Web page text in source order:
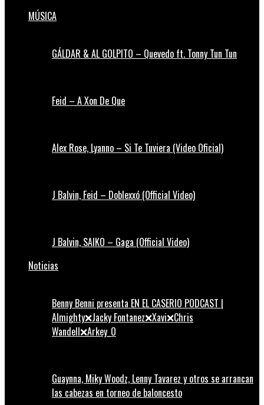
MÚSICA
GÁLDAR & AL GOLPITO – Quevedo ft. Tonny Tun Tun
Feid – A Xon De Que
Alex Rose, Lyanno – Si Te Tuviera (Video Oficial)
J Balvin, Feid – Doblexxó (Official Video)
J Balvin, SAIKO – Gaga (Official Video)
Noticias
Benny Benni presenta EN EL CASERIO PODCAST |
Almighty❌Jacky Fontanez❌Xavi❌Chris
Wandell❌Arkey_O
Guaynna, Miky Woodz, Lenny Tavarez y otros se arrancan
las cabezas en torneo de baloncesto